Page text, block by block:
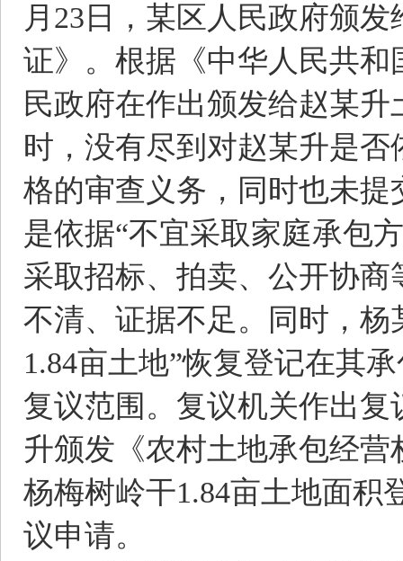
月23日，某区人民政府颁
证》。根据《中华人民共
民政府在作出颁发给赵某
时，没有尽到对赵某升是
格的审查义务，同时也未
是依据“不宜采取家庭承包
采取招标、拍卖、公开协
不清、证据不足。同时，
1.84亩土地”恢复登记在其
复议范围。复议机关作出
升颁发《农村土地承包经
杨梅树岭干1.84亩土地面积
议申请。